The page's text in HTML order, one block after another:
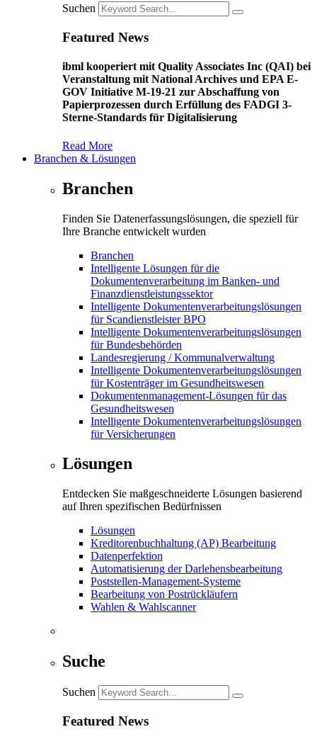
Suchen
Featured News
ibml kooperiert mit Quality Associates Inc (QAI) bei
Veranstaltung mit National Archives und EPA E-
GOV Initiative M-19-21 zur Abschaffung von
Papierprozessen durch Erfüllung des FADGI 3-
Sterne-Standards für Digitalisierung
Read More
Branchen & Lösungen
Branchen
Finden Sie Datenerfassungslösungen, die speziell für
Ihre Branche entwickelt wurden
Branchen
Intelligente Lösungen für die
Dokumentenverarbeitung im Banken- und
Finanzdienstleistungssektor
Intelligente Dokumentenverarbeitungslösungen
für Scandienstleister BPO
Intelligente Dokumentenverarbeitungslösungen
für Bundesbehörden
Landesregierung / Kommunalverwaltung
Intelligente Dokumentenverarbeitungslösungen
für Kostenträger im Gesundheitswesen
Dokumentenmanagement-Lösungen für das
Gesundheitswesen
Intelligente Dokumentenverarbeitungslösungen
für Versicherungen
Lösungen
Entdecken Sie maßgeschneiderte Lösungen basierend
auf Ihren spezifischen Bedürfnissen
Lösungen
Kreditorenbuchhaltung (AP) Bearbeitung
Datenperfektion
Automatisierung der Darlehensbearbeitung
Poststellen-Management-Systeme
Bearbeitung von Postrückläufern
Wahlen & Wahlscanner
Suche
Suchen
Featured News